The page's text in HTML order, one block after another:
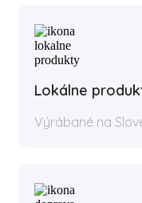
Lokálne
Výrábané na